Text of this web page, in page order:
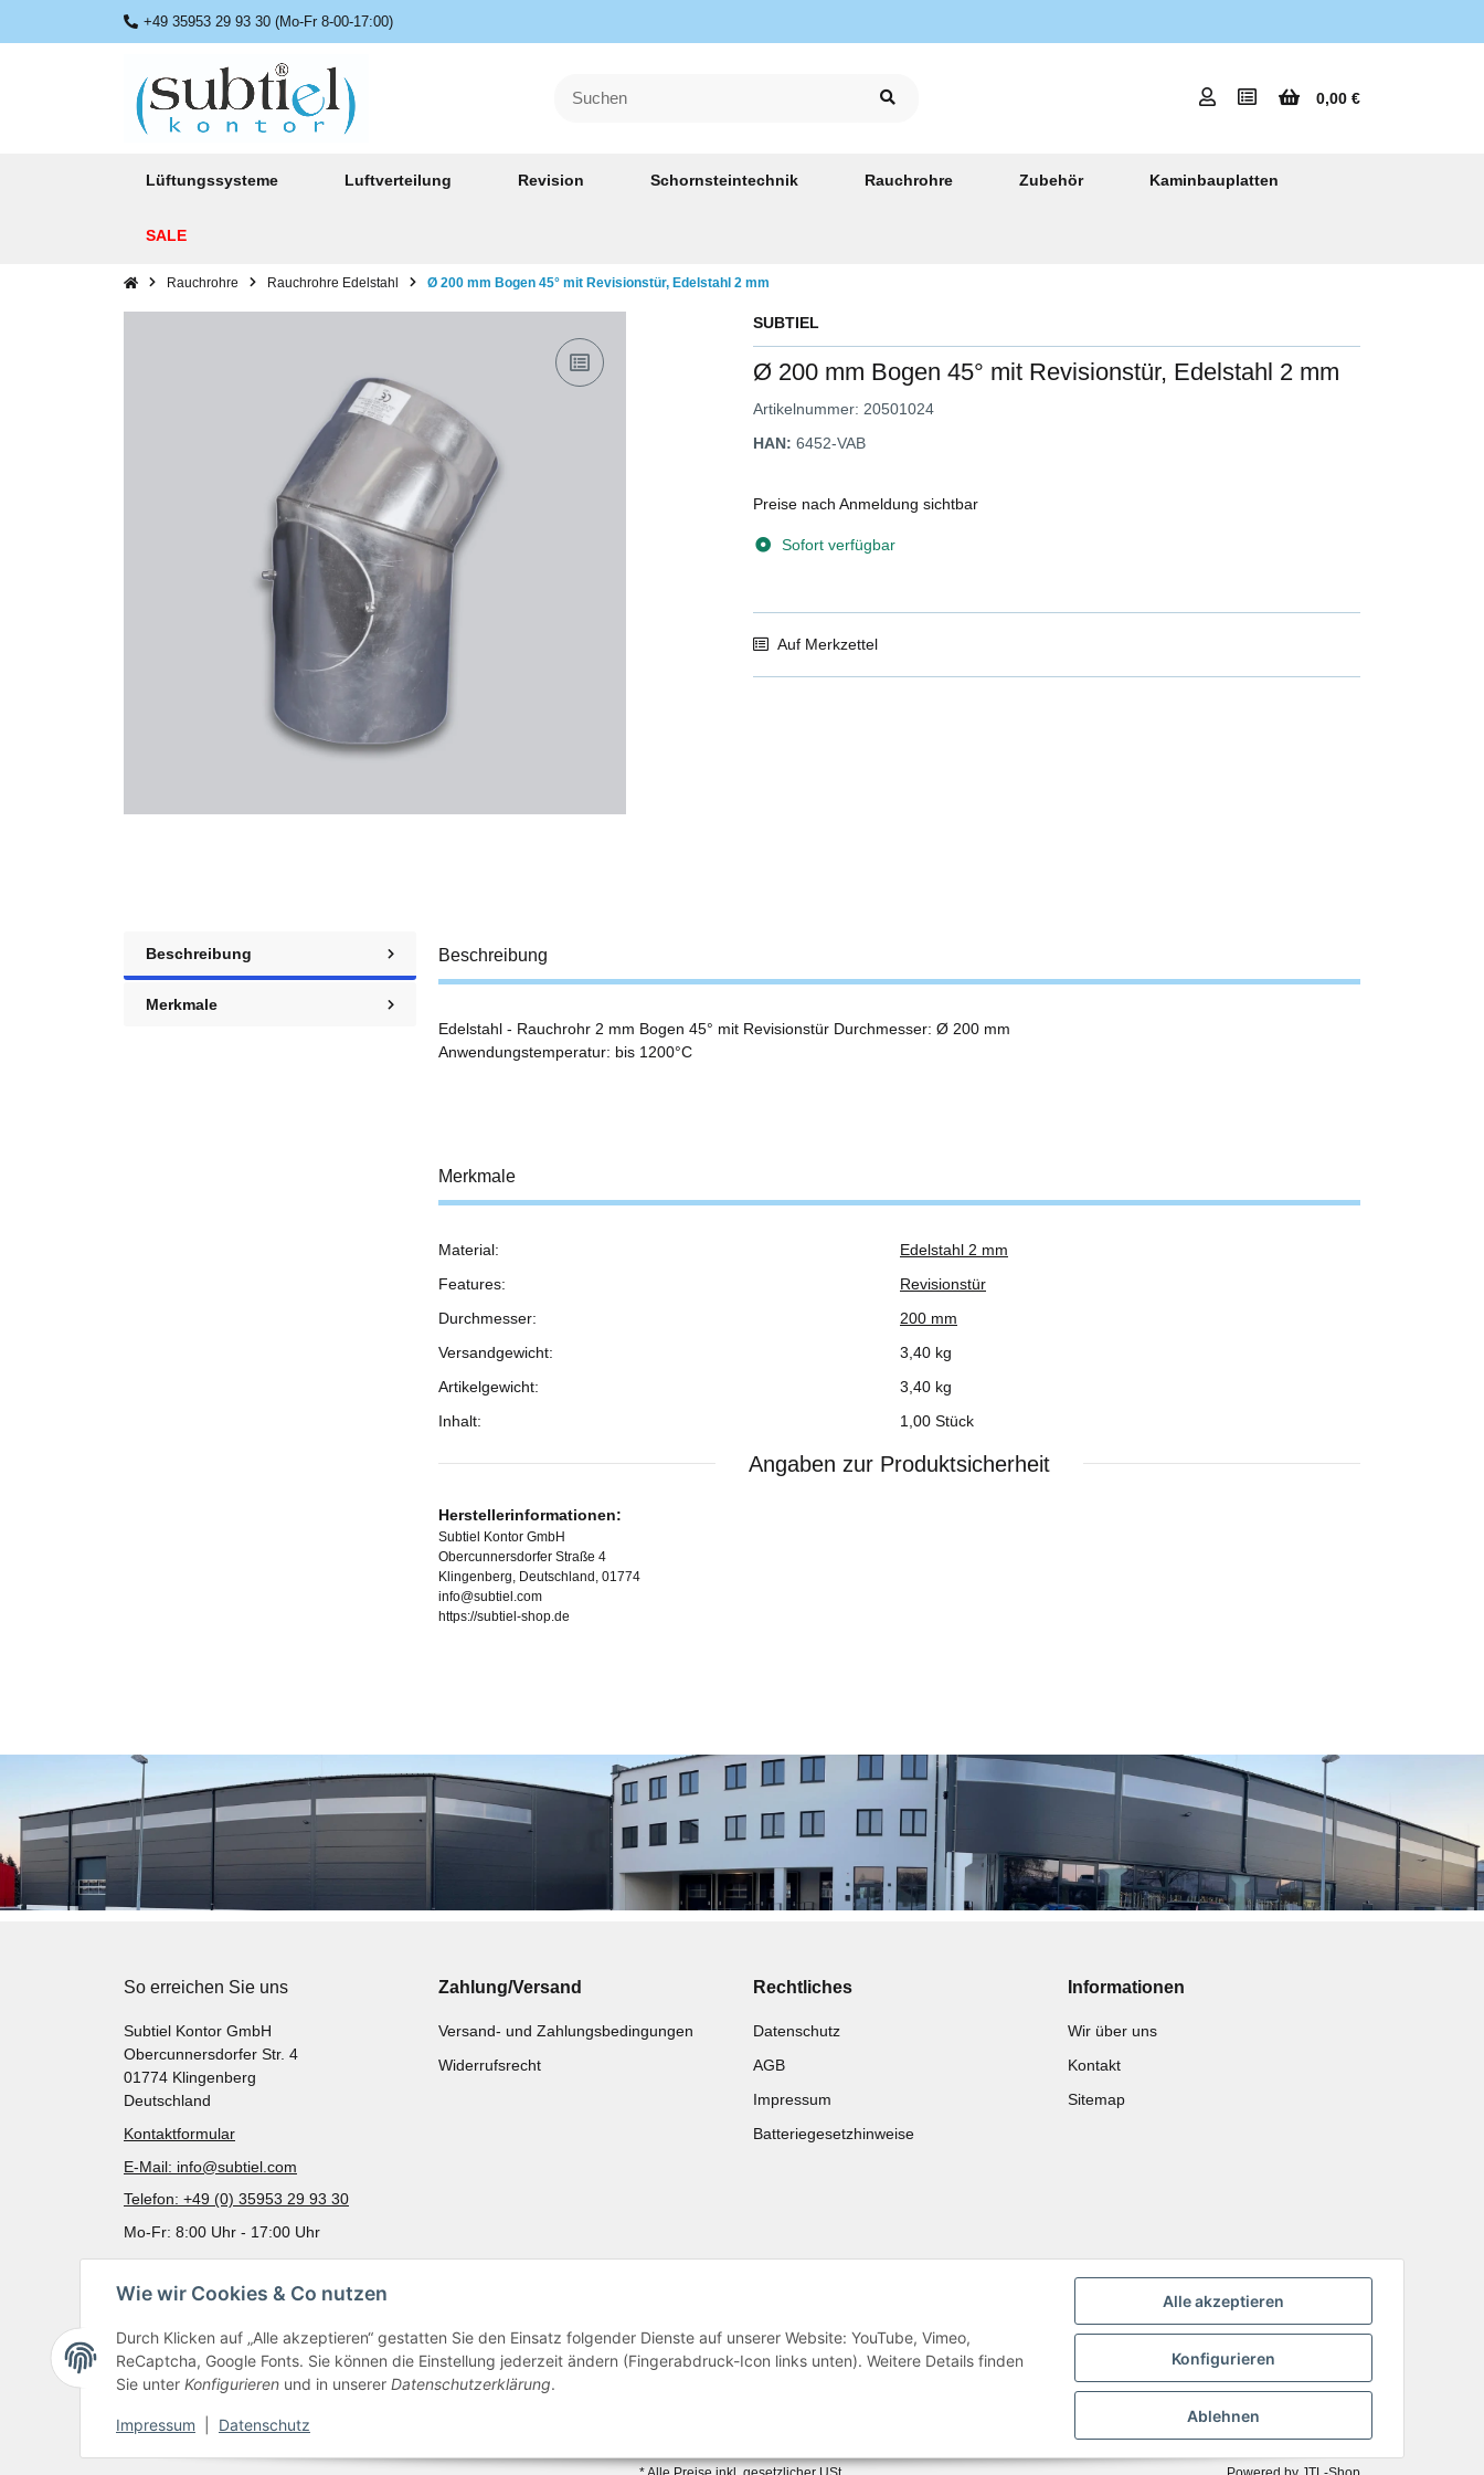
Alle akzeptieren
Konfigurieren
Ablehnen
Wie wir Cookies & Co nutzen
Durch Klicken auf „Alle akzeptieren“ gestatten Sie den Einsatz folgender Dienste auf unserer Website: YouTube, Vimeo,
ReCaptcha, Google Fonts. Sie können die Einstellung jederzeit ändern (Fingerabdruck-Icon links unten). Weitere Details finden
Sie unter Konfigurieren und in unserer Datenschutzerklärung.
Impressum Datenschutz
+49 35953 29 93 30 (Mo-Fr 8-00-17:00)
0,00 €
Lüftungssysteme Luftverteilung Revision Schornsteintechnik Rauchrohre Zubehör Kaminbauplatten
SALE
Rauchrohre Rauchrohre Edelstahl Ø 200 mm Bogen 45° mit Revisionstür, Edelstahl 2 mm
SUBTIEL
Ø 200 mm Bogen 45° mit Revisionstür, Edelstahl 2 mm
Artikelnummer: 20501024
HAN: 6452-VAB
Preise nach Anmeldung sichtbar
Sofort verfügbar
Auf Merkzettel
Beschreibung
Merkmale
Beschreibung
Edelstahl - Rauchrohr 2 mm Bogen 45° mit Revisionstür Durchmesser: Ø 200 mm
Anwendungstemperatur: bis 1200°C
Merkmale
Produkteigenschaft
Wert
Material:
Edelstahl 2 mm
Features:
Revisionstür
Durchmesser:
200 mm
Versandgewicht:
3,40 kg
Artikelgewicht:
3,40 kg
Inhalt:
1,00 Stück
Angaben zur Produktsicherheit
Herstellerinformationen:
Subtiel Kontor GmbH
Obercunnersdorfer Straße 4
Klingenberg, Deutschland, 01774
info@subtiel.com
https://subtiel-shop.de
So erreichen Sie uns
Subtiel Kontor GmbH
Obercunnersdorfer Str. 4
01774 Klingenberg
Deutschland
Kontaktformular
E-Mail: info@subtiel.com
Telefon: +49 (0) 35953 29 93 30
Mo-Fr: 8:00 Uhr - 17:00 Uhr
Zahlung/Versand
Versand- und Zahlungsbedingungen
Widerrufsrecht
Rechtliches
Datenschutz
AGB
Impressum
Batteriegesetzhinweise
Informationen
Wir über uns
Kontakt
Sitemap
Zur Schnellbestellung Preisliste anschauen